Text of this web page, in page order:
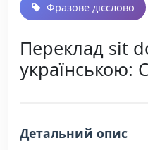
Фразове дієслово
Переклад sit
українською:
Детальний опис